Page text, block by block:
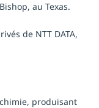
au Texas.
de NTT DATA,
produisant